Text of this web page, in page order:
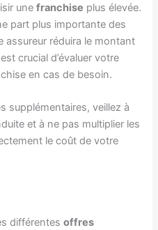
unefranchise plus élevée.
part plus importante des
assureur réduira le montant
crucial d’évaluer votre
en cas de besoin.
supplémentaires, veillez à
et à ne pas multiplier les
le coût de votre
différentesoffres